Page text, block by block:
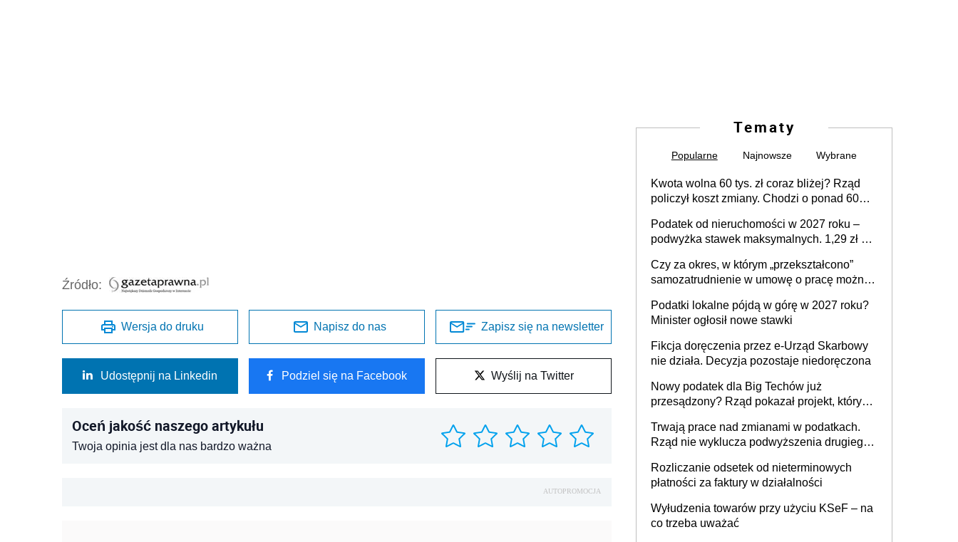
Źródło:
Wersja do druku Napisz do nas Zapisz się na newsletter
Udostępnij na Linkedin Podziel się na Facebook Wyślij na Twitter
Oceń jakość naszego artykułu
Twoja opinia jest dla nas bardzo ważna
AUTOPROMOCJA
Tematy
Popularne Najnowsze Wybrane
Kwota wolna 60 tys. zł coraz bliżej? Rząd
policzył koszt zmiany. Chodzi o ponad 60
Podatek od nieruchomości w 2027 roku –
podwyżka stawek maksymalnych. 1,29 zł za
budynków i lokali związanych z
prowadzeniem działalności gospodarczej
Czy za okres, w którym „przekształcono”
samozatrudnienie w umowę o pracę można
umowy cywilnoprawnej jedynym
racjonalnym wyjściem
Podatki lokalne pójdą w górę w 2027 roku?
Minister ogłosił nowe stawki
Fikcja doręczenia przez e-Urząd Skarbowy
nie działa. Decyzja pozostaje niedoręczona
Nowy podatek dla Big Techów już
przesądzony? Rząd pokazał projekt, który
Trwają prace nad zmianami w podatkach.
Rząd nie wyklucza podwyższenia drugiego
Rozliczanie odsetek od nieterminowych
płatności za faktury w działalności
Wyłudzenia towarów przy użyciu KSeF – na
co trzeba uważać